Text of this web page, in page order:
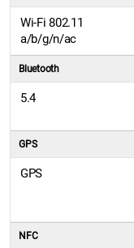
Wi-Fi 802.11
a/b/g/n/ac
Bluetooth
5.4
GPS
GPS
NFC